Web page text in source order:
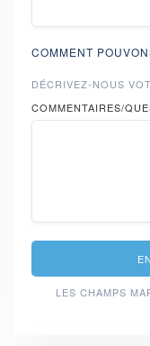
COMMENT
DÉCRIVEZ-NOUS
COMMENTAIRES/
LES CHAMPS